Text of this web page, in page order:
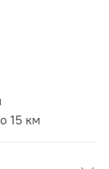
15 км